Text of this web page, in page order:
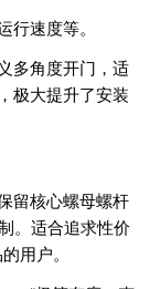
速度等。
多角度开门，适
极大提升了安装
留核心螺母螺杆
。适合追求性价
用户。